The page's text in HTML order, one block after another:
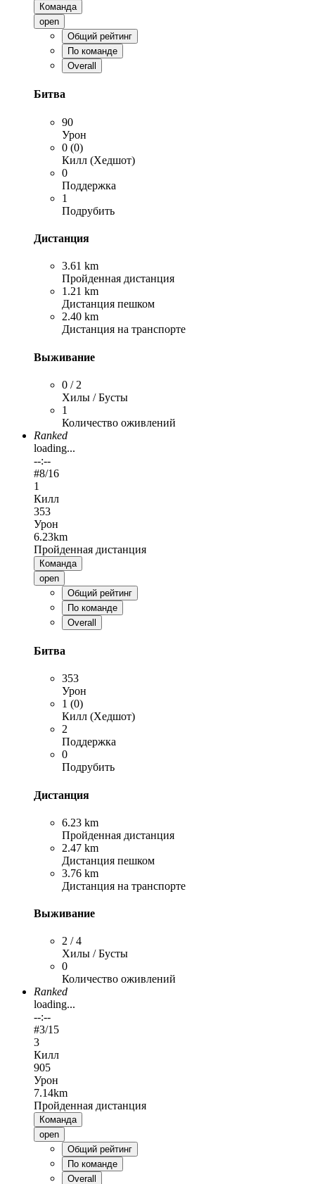
Команда
open
Общий рейтинг
По команде
Overall
Битва
90
Урон
0 (0)
Килл (Хедшот)
0
Поддержка
1
Подрубить
Дистанция
3.61 km
Пройденная дистанция
1.21 km
Дистанция пешком
2.40 km
Дистанция на транспорте
Выживание
0 / 2
Хилы / Бусты
1
Количество оживлений
Ranked
loading...
--:--
#8/16
1
Килл
353
Урон
6.23km
Пройденная дистанция
Команда
open
Общий рейтинг
По команде
Overall
Битва
353
Урон
1 (0)
Килл (Хедшот)
2
Поддержка
0
Подрубить
Дистанция
6.23 km
Пройденная дистанция
2.47 km
Дистанция пешком
3.76 km
Дистанция на транспорте
Выживание
2 / 4
Хилы / Бусты
0
Количество оживлений
Ranked
loading...
--:--
#3/15
3
Килл
905
Урон
7.14km
Пройденная дистанция
Команда
open
Общий рейтинг
По команде
Overall